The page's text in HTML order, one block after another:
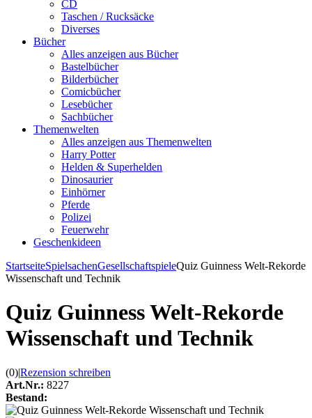
CD
Taschen / Rucksäcke
Diverses
Bücher
Alles anzeigen aus Bücher
Bastelbücher
Bilderbücher
Comicbücher
Lesebücher
Sachbücher
Themenwelten
Alles anzeigen aus Themenwelten
Harry Potter
Helden & Superhelden
Dinosaurier
Einhörner
Pferde
Polizei
Feuerwehr
Geschenkideen
StartseiteSpielsachenGesellschaftspieleQuiz Guinness Welt-Rekorde
Wissenschaft und Technik
Quiz Guinness Welt-Rekorde
Wissenschaft und Technik
(0)|Rezension schreiben
Art.Nr.: 8227
Bestand: